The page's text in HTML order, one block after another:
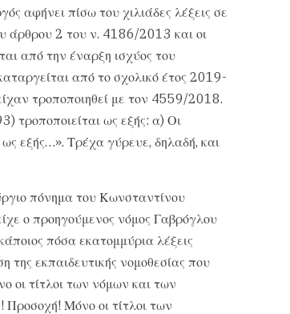
αφήνει πίσω του χιλιάδες λέξεις σε
άρθρου 2 του ν. 4186/2013 και οι
από την έναρξη ισχύος του
από το σχολικό έτος 2019-
τροποποιηθεί με τον 4559/2018.
τροποποιείται ως εξής: α) Οι
εξής…». Τρέχα γύρευε, δηλαδή, και
πόνημα του Κωνσταντίνου
ο προηγούμενος νόμος Γαβρόγλου
πόσα εκατομμύρια λέξεις
της εκπαιδευτικής νομοθεσίας που
οι τίτλοι των νόμων και των
Μόνο οι τίτλοι των